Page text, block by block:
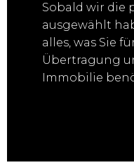
Sobald wir die
ausgewählt
alles, was Sie
Übertragung
Immobilie